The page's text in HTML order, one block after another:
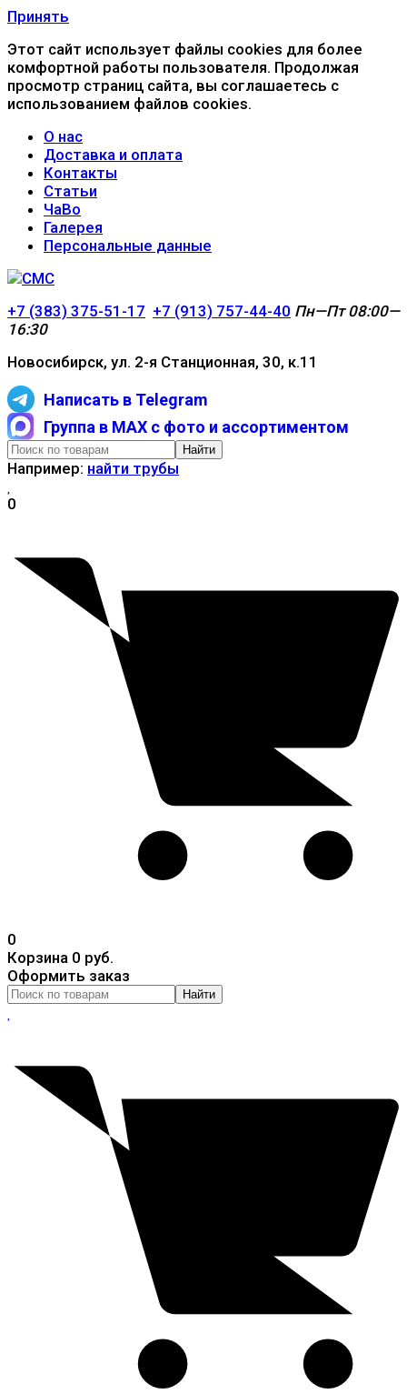
Принять
Этот сайт использует файлы cookies для более
комфортной работы пользователя. Продолжая
просмотр страниц сайта, вы соглашаетесь с
использованием файлов cookies.
О нас
Доставка и оплата
Контакты
Статьи
ЧаВо
Галерея
Персональные данные
+7 (383) 375-51-17 +7 (913) 757-44-40 Пн—Пт 08:00—
16:30
Новосибирск, ул. 2-я Станционная, 30, к.11
Написать в Telegram
Группа в MAX с фото и ассортиментом
Найти
Например: найти трубы
0
0
Корзина 0 руб.
Оформить заказ
Найти